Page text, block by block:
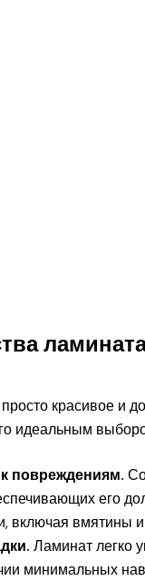
красивое и
идеальным
повреждениям.
его
включая вмятины
Ламинат легко
минимальных